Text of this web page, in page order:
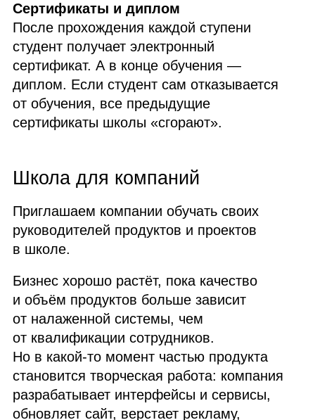
Сертификаты и диплом
После прохождения каждой ступени
студент получает электронный
сертификат. А в конце обучения —
диплом. Если студент сам отказывается
от обучения, все предыдущие
сертификаты школы «сгорают».
Школа для компаний
Приглашаем компании обучать своих
руководителей продуктов и проектов
в школе.
Бизнес хорошо растёт, пока качество
и объём продуктов больше зависит
от налаженной системы, чем
от квалификации сотрудников.
Но в какой‑то момент частью продукта
становится творческая работа: компания
разрабатывает интерфейсы и сервисы,
обновляет сайт, верстает рекламу,